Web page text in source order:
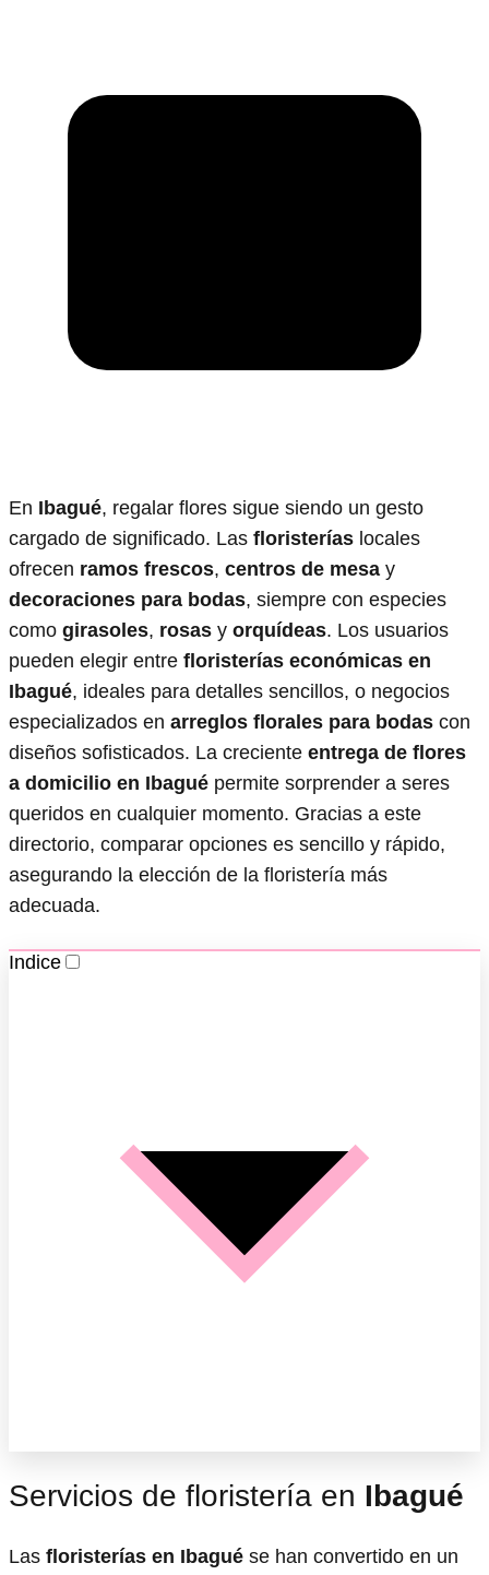
En Ibagué, regalar flores sigue siendo un gesto
cargado de significado. Las floristerías locales
ofrecen ramos frescos, centros de mesa y
decoraciones para bodas, siempre con especies
como girasoles, rosas y orquídeas. Los usuarios
pueden elegir entre floristerías económicas en
Ibagué, ideales para detalles sencillos, o negocios
especializados en arreglos florales para bodas con
diseños sofisticados. La creciente entrega de flores
a domicilio en Ibagué permite sorprender a seres
queridos en cualquier momento. Gracias a este
directorio, comparar opciones es sencillo y rápido,
asegurando la elección de la floristería más
adecuada.
Indice
Servicios de floristería en Ibagué
Las floristerías en Ibagué se han convertido en un